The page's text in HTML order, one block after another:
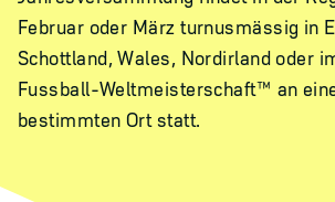
Februar oder März turnusmässig in
Schottland, Wales, Nordirland oder
Fussball-Weltmeisterschaft™ an
bestimmten Ort statt.